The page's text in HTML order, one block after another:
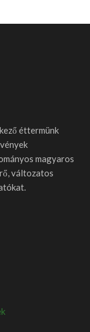
éttermünk
magyaros
változatos